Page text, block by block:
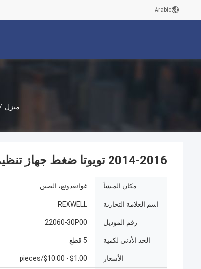
Arabic
منزل /
2014-2016 تويوتا ضغط جهاز تنظيم الوقود صمام 23280-21010
مكان المنشأ غوانغدونغ، الصين
اسم العلامة التجارية REXWELL
رقم الموديل 22060-30P00
الحد الأدنى لكمية 5 قطع
الأسعار $1.00 - $10.00/pieces